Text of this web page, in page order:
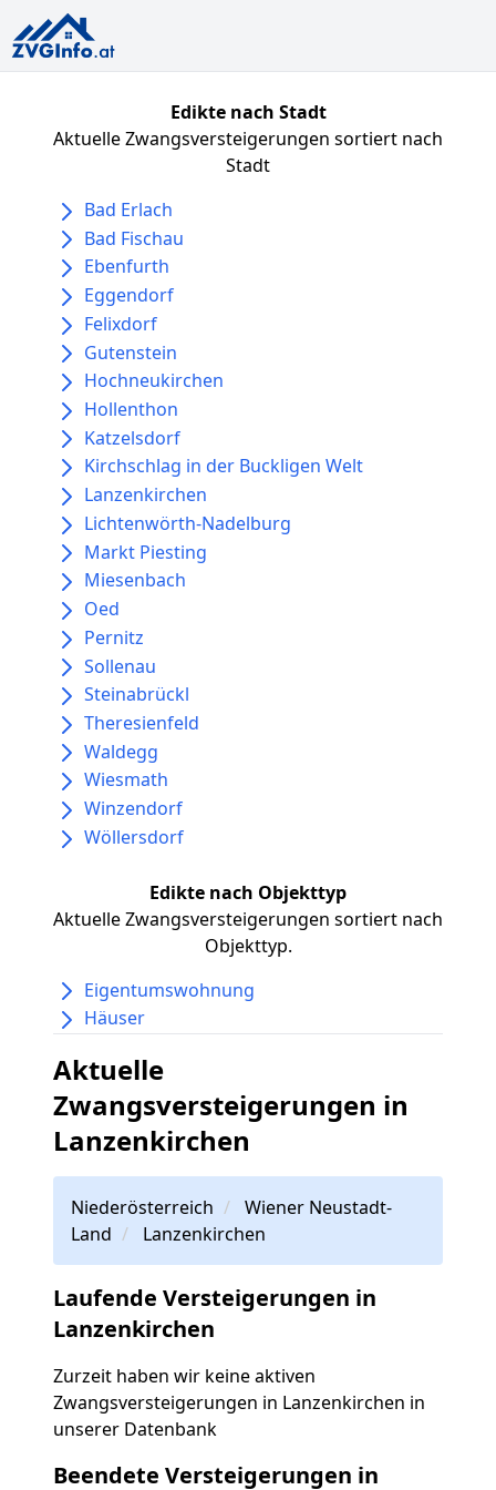
Edikte nach Stadt
Aktuelle Zwangsversteigerungen sortiert nach
Stadt
Bad Erlach
Bad Fischau
Ebenfurth
Eggendorf
Felixdorf
Gutenstein
Hochneukirchen
Hollenthon
Katzelsdorf
Kirchschlag in der Buckligen Welt
Lanzenkirchen
Lichtenwörth-Nadelburg
Markt Piesting
Miesenbach
Oed
Pernitz
Sollenau
Steinabrückl
Theresienfeld
Waldegg
Wiesmath
Winzendorf
Wöllersdorf
Edikte nach Objekttyp
Aktuelle Zwangsversteigerungen sortiert nach
Objekttyp.
Eigentumswohnung
Häuser
Aktuelle
Zwangsversteigerungen in
Lanzenkirchen
Niederösterreich
Wiener Neustadt-
Land
Lanzenkirchen
Laufende Versteigerungen in
Lanzenkirchen
Zurzeit haben wir keine aktiven
Zwangsversteigerungen in Lanzenkirchen in
unserer Datenbank
Beendete Versteigerungen in